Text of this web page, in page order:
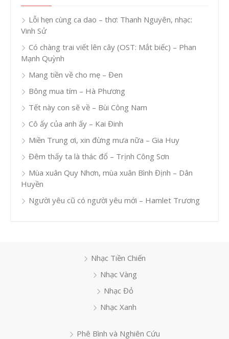
Lỗi hẹn cùng ca dao – thơ: Thanh Nguyên, nhạc:
Vinh Sử
Có chàng trai viết lên cây (OST: Mắt biếc) – Phan
Mạnh Quỳnh
Mang tiền về cho mẹ – Đen
Bông mua tím – Hà Phương
Tết này con sẽ về – Bùi Công Nam
Cô ấy của anh ấy – Kai Đinh
Miền Trung ơi, xin đừng mưa nữa – Gia Huy
Đêm thấy ta là thác đổ – Trịnh Công Sơn
Mùa xuân Quy Nhơn, mùa xuân Bình Định – Dân
Huyền
Người yêu cũ có người yêu mới – Hamlet Trương
Nhạc Tiền Chiến
Nhạc Vàng
Nhạc Đỏ
Nhạc Xanh
Phê Bình và Nghiên Cứu